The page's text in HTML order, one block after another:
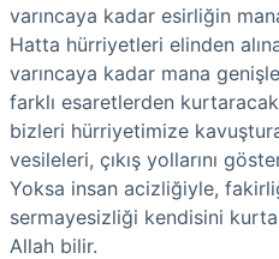
varıncaya kadar esirliğin
Hatta hürriyetleri elinden
varıncaya kadar mana
farklı esaretlerden kurtaracak
bizleri hürriyetimize
vesileleri, çıkış yollarını
Yoksa insan acizliğiyle,
sermayesizliği kendisini
Allah bilir.